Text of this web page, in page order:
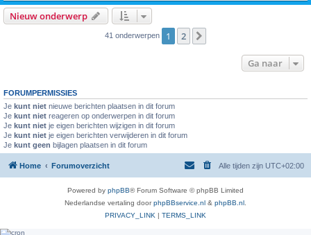
Nieuw onderwerp
41 onderwerpen 1 2
Ga naar
FORUMPERMISSIES
Je kunt niet nieuwe berichten plaatsen in dit forum
Je kunt niet reageren op onderwerpen in dit forum
Je kunt niet je eigen berichten wijzigen in dit forum
Je kunt niet je eigen berichten verwijderen in dit forum
Je kunt geen bijlagen plaatsen in dit forum
Home Forumoverzicht Alle tijden zijn UTC+02:00
Powered by phpBB® Forum Software © phpBB Limited
Nederlandse vertaling doorphpBBservice.nl & phpBB.nl
PRIVACY_LINK | TERMS_LINK